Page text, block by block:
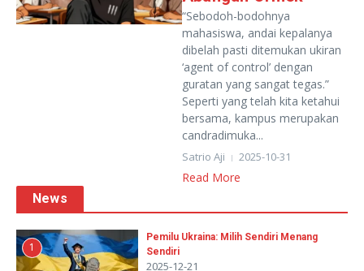
“Sebodoh-bodohnya
mahasiswa, andai kepalanya
dibelah pasti ditemukan ukiran
‘agent of control’ dengan
guratan yang sangat tegas.”
Seperti yang telah kita ketahui
bersama, kampus merupakan
candradimuka...
Satrio Aji 2025-10-31
Read More
News
1
Pemilu Ukraina: Milih Sendiri Menang
Sendiri
2025-12-21